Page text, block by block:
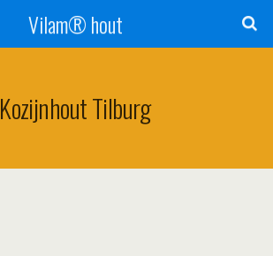
Vilam® hout
Kozijnhout Tilburg